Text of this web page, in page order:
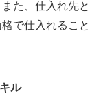
た、仕入れ先と
で仕入れること
ル